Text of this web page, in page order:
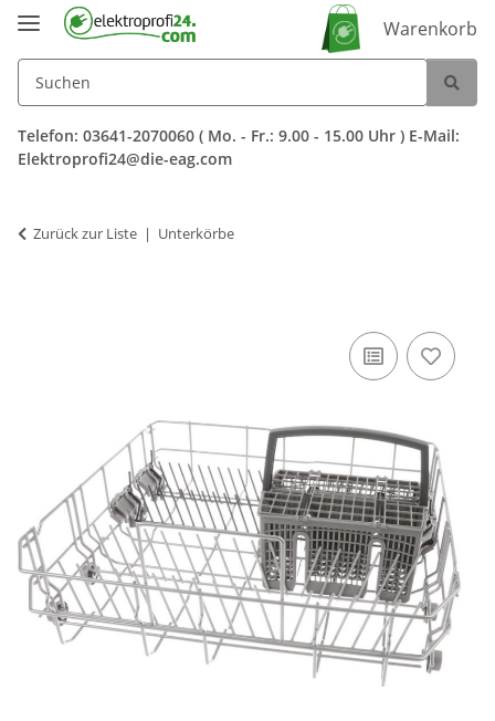
Warenkorb
Telefon: 03641-2070060 ( Mo. - Fr.: 9.00 - 15.00 Uhr ) E-Mail:
Elektroprofi24@die-eag.com
Zurück zur Liste Unterkörbe